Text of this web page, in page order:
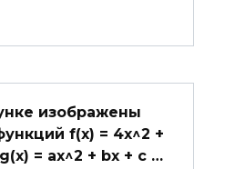
изображены
f(x) = 4x^2 +
= ax^2 + bx + c …